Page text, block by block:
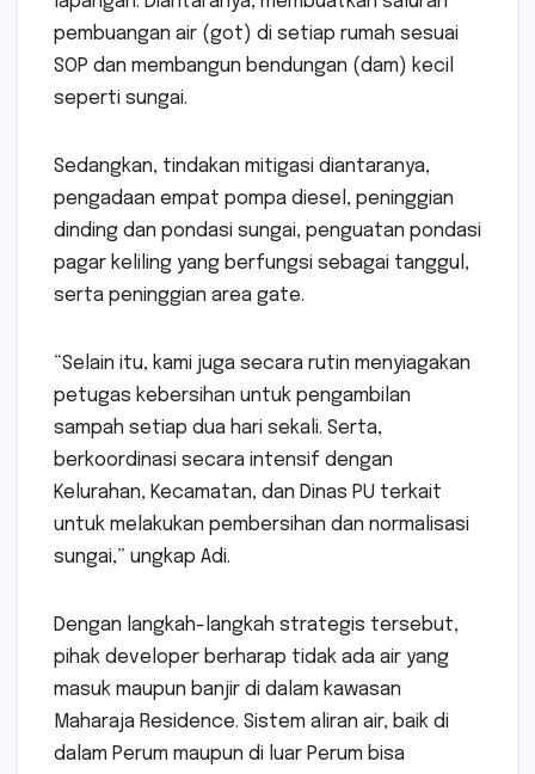
pembuangan air (got) di setiap rumah sesuai
SOP dan membangun bendungan (dam) kecil
seperti sungai.
Sedangkan, tindakan mitigasi diantaranya,
pengadaan empat pompa diesel, peninggian
dinding dan pondasi sungai, penguatan pondasi
pagar keliling yang berfungsi sebagai tanggul,
serta peninggian area gate.
“Selain itu, kami juga secara rutin menyiagakan
petugas kebersihan untuk pengambilan
sampah setiap dua hari sekali. Serta,
berkoordinasi secara intensif dengan
Kelurahan, Kecamatan, dan Dinas PU terkait
untuk melakukan pembersihan dan normalisasi
sungai,” ungkap Adi.
Dengan langkah-langkah strategis tersebut,
pihak developer berharap tidak ada air yang
masuk maupun banjir di dalam kawasan
Maharaja Residence. Sistem aliran air, baik di
dalam Perum maupun di luar Perum bisa